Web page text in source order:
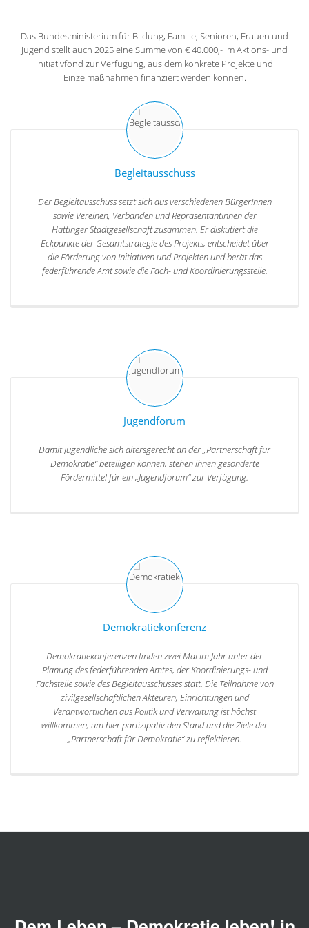
Das Bundesministerium für Bildung, Familie, Senioren, Frauen und
Jugend stellt auch 2025 eine Summe von € 40.000,- im Aktions- und
Initiativfond zur Verfügung, aus dem konkrete Projekte und
Einzelmaßnahmen finanziert werden können.
Begleitausschuss
Der Begleitausschuss setzt sich aus verschiedenen BürgerInnen
sowie Vereinen, Verbänden und RepräsentantInnen der
Hattinger Stadtgesellschaft zusammen. Er diskutiert die
Eckpunkte der Gesamtstrategie des Projekts, entscheidet über
die Förderung von Initiativen und Projekten und berät das
federführende Amt sowie die Fach- und Koordinierungsstelle.
Jugendforum
Damit Jugendliche sich altersgerecht an der „Partnerschaft für
Demokratie“ beteiligen können, stehen ihnen gesonderte
Fördermittel für ein „Jugendforum“ zur Verfügung.
Demokratiekonferenz
Demokratiekonferenzen finden zwei Mal im Jahr unter der
Planung des federführenden Amtes, der Koordinierungs- und
Fachstelle sowie des Begleitausschusses statt. Die Teilnahme von
zivilgesellschaftlichen Akteuren, Einrichtungen und
Verantwortlichen aus Politik und Verwaltung ist höchst
willkommen, um hier partizipativ den Stand und die Ziele der
„Partnerschaft für Demokratie“ zu reflektieren.